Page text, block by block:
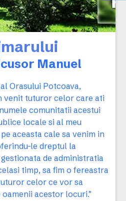
Manuel
Orasului Potcoava,
venit tuturor celor care ati
comunitatii acestui
locale si al meu
aceasta cale sa venim in
le dreptul la
de administratia
timp, sa fim o fereastra
celor ce vor sa
acestor locuri."